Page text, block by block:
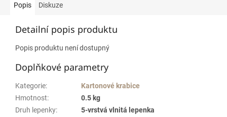
Popis Diskuze
Detailní popis produktu
Popis produktu není dostupný
Doplňkové parametry
Kategorie:
Kartonové krabice
Hmotnost:
0.5 kg
Druh lepenky:
5-vrstvá vlnitá lepenka